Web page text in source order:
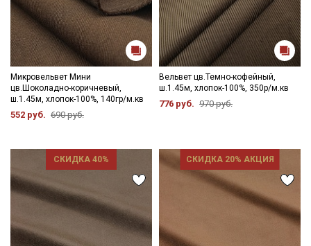
Микровельвет Мини
цв.Шоколадно-коричневый,
ш.1.45м, хлопок-100%, 140гр/м.кв
552 руб. 690 руб.
Вельвет цв.Темно-кофейный,
ш.1.45м, хлопок-100%, 350р/м.кв
776 руб. 970 руб.
СКИДКА 40% СКИДКА 20% АКЦИЯ